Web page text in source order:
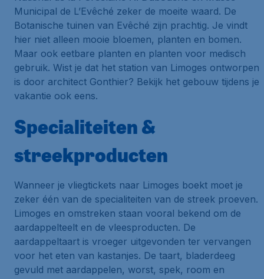
Municipal de L’Evêché zeker de moeite waard. De
Botanische tuinen van Evêché zijn prachtig. Je vindt
hier niet alleen mooie bloemen, planten en bomen.
Maar ook eetbare planten en planten voor medisch
gebruik. Wist je dat het station van Limoges ontworpen
is door architect Gonthier? Bekijk het gebouw tijdens je
vakantie ook eens.
Specialiteiten &
streekproducten
Wanneer je vliegtickets naar Limoges boekt moet je
zeker één van de specialiteiten van de streek proeven.
Limoges en omstreken staan vooral bekend om de
aardappelteelt en de vleesproducten. De
aardappeltaart is vroeger uitgevonden ter vervangen
voor het eten van kastanjes. De taart, bladerdeeg
gevuld met aardappelen, worst, spek, room en